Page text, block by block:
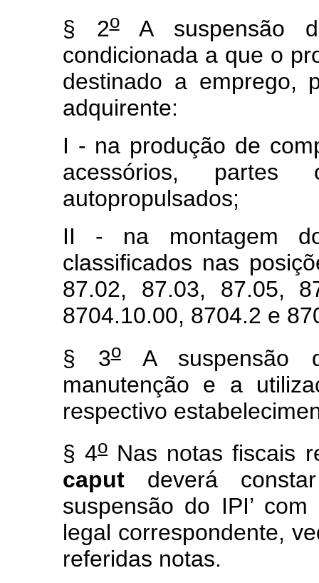
§ 2oA suspensão
condicionada a que o
destinado a emprego,
adquirente:
I - na produção de
acessórios,
autopropulsados;
II - na montagem
classificados nas
87.02, 87.03, 87.05,
8704.10.00, 8704.2 e
§ 3oA suspensão
manutenção e a
respectivo
§ 4oNas notas fiscais
caput deverá
suspensão do IPI’
legal correspondente,
referidas notas.